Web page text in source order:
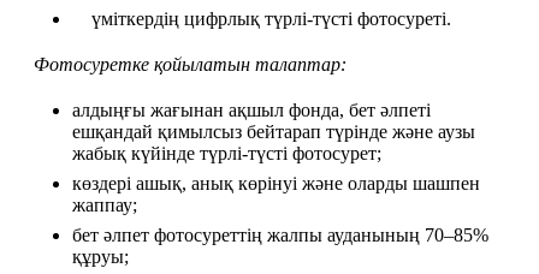
    үміткердің цифрлық түрлі-түсті фотосуреті.
Фотосуретке қойылатын талаптар:
алдыңғы жағынан ақшыл фонда, бет әлпеті
ешқандай қимылсыз бейтарап түрінде және аузы
жабық күйінде түрлі-түсті фотосурет;
көздері ашық, анық көрінуі және оларды шашпен
жаппау;
бет әлпет фотосуреттің жалпы ауданының 70–85%
құруы;